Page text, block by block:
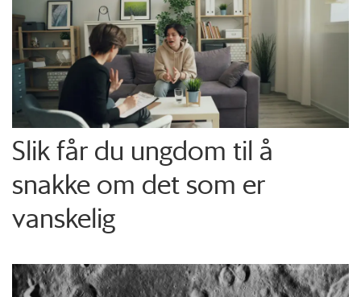
Slik får du ungdom til å
snakke om det som er
vanskelig